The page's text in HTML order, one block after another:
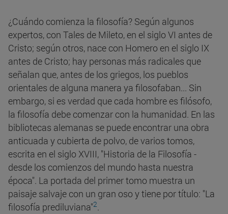
¿Cuándo comienza la filosofía? Según algunos
expertos, con Tales de Mileto, en el siglo VI antes de
Cristo; según otros, nace con Homero en el siglo IX
antes de Cristo; hay personas más radicales que
señalan que, antes de los griegos, los pueblos
orientales de alguna manera ya filosofaban... Sin
embargo, si es verdad que cada hombre es filósofo,
la filosofía debe comenzar con la humanidad. En las
bibliotecas alemanas se puede encontrar una obra
anticuada y cubierta de polvo, de varios tomos,
escrita en el siglo XVIII, "Historia de la Filosofía -
desde los comienzos del mundo hasta nuestra
época". La portada del primer tomo muestra un
paisaje salvaje con un gran oso y tiene por título: "La
filosofía prediluviana"2.